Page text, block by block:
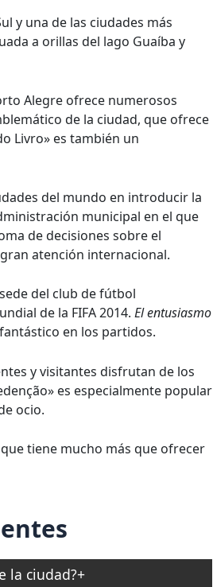
y una de las ciudades más
a orillas del lago Guaíba y
Alegre ofrece numerosos
de la ciudad, que ofrece
Livro» es también un
del mundo en introducir la
municipal en el que
de decisiones sobre el
atención internacional.
del club de fútbol
de la FIFA 2014. El entusiasmo
en los partidos.
y visitantes disfrutan de los
es especialmente popular
ocio.
tiene mucho más que ofrecer
la ciudad?